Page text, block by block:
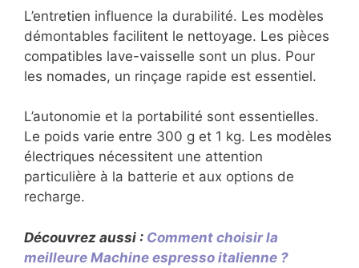
L’entretien influence la durabilité. Les modèles
démontables facilitent le nettoyage. Les pièces
compatibles lave-vaisselle sont un plus. Pour
les nomades, un rinçage rapide est essentiel.
L’autonomie et la portabilité sont essentielles.
Le poids varie entre 300 g et 1 kg. Les modèles
électriques nécessitent une attention
particulière à la batterie et aux options de
recharge.
Découvrez aussi : Comment choisir la
meilleure Machine espresso italienne ?